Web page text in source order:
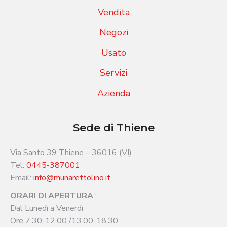
Vendita
Negozi
Usato
Servizi
Azienda
Sede di Thiene
Via Santo 39 Thiene – 36016 (VI)
Tel. 0445-387001
Email: info@munarettolino.it
ORARI DI APERTURA:
Dal Lunedì a Venerdì
Ore 7.30-12.00 /13.00-18.30